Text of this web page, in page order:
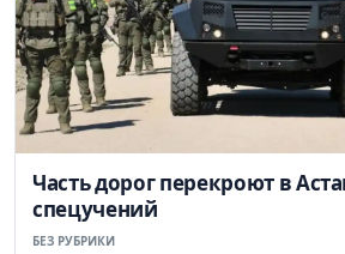
Часть дорог перекроют в
спецучений
БЕЗ РУБРИКИ